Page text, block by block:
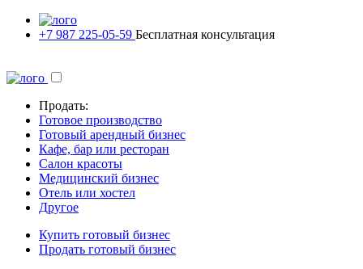
+7 987 225-05-59 Бесплатная консультация
Продать:
Готовое производство
Готовый арендный бизнес
Кафе, бар или ресторан
Салон красоты
Медицинский бизнес
Отель или хостел
Другое
Купить готовый бизнес
Продать готовый бизнес